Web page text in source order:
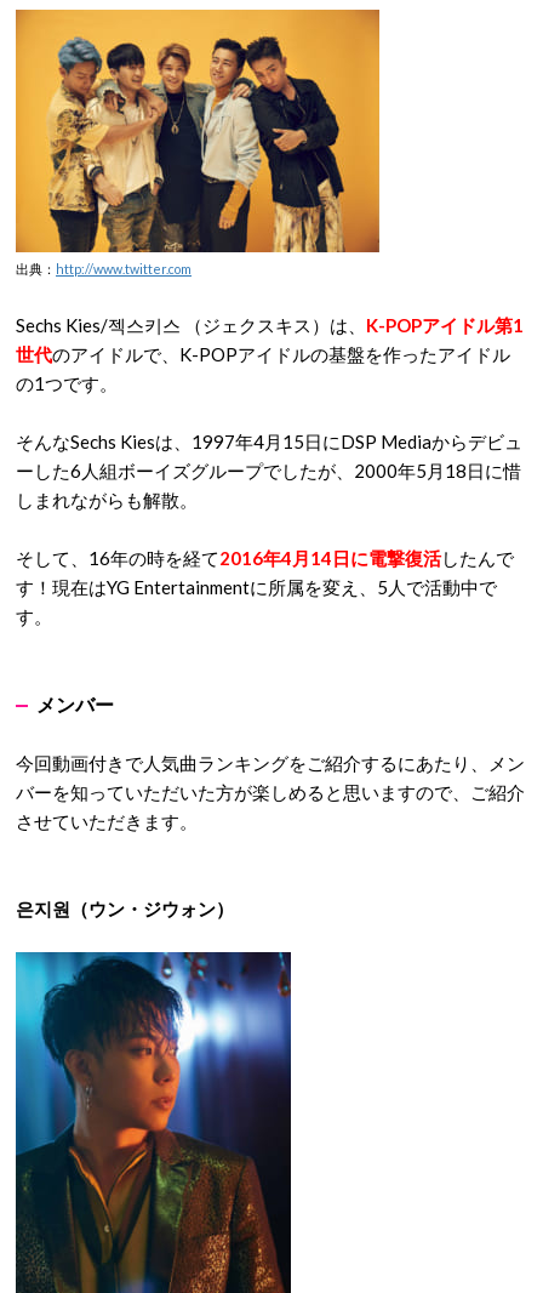
出典： http://www.twitter.com
Sechs Kies/젝스키스 （ジェクスキス）は、 K-POPアイドル第1
世代のアイドルで、K-POPアイドルの基盤を作ったアイドル
の1つです。
そんなSechs Kiesは、1997年4月15日にDSP Mediaからデビュ
ーした6人組ボーイズグループでしたが、2000年5月18日に惜
しまれながらも解散。
そして、16年の時を経て2016年4月14日に電撃復活したんで
す！ 現在はYG Entertainmentに所属を変え、5人で活動中で
す。
メンバー
今回動画付きで人気曲ランキングをご紹介するにあたり、メン
バーを知っていただいた方が楽しめると思いますので、ご紹介
させていただきます。
은지원（ウン・ジウォン）